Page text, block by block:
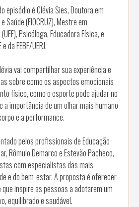
episódio é Clévia Sies, Doutora em
Saúde (FIOCRUZ), Mestre em
Psicóloga, Educadora Física, e
da FEBF/UERJ.
vai compartilhar sua experiência e
sobre como os aspectos emocionais
físico, como o esporte pode ajudar no
a importância de um olhar mais humano
e a performance.
pelos profissionais de Educação
Rômulo Demarco e Estevão Pacheco,
com especialistas das mais
e do bem-estar. A proposta é oferecer
inspire as pessoas a adotarem um
equilibrado e saudável.